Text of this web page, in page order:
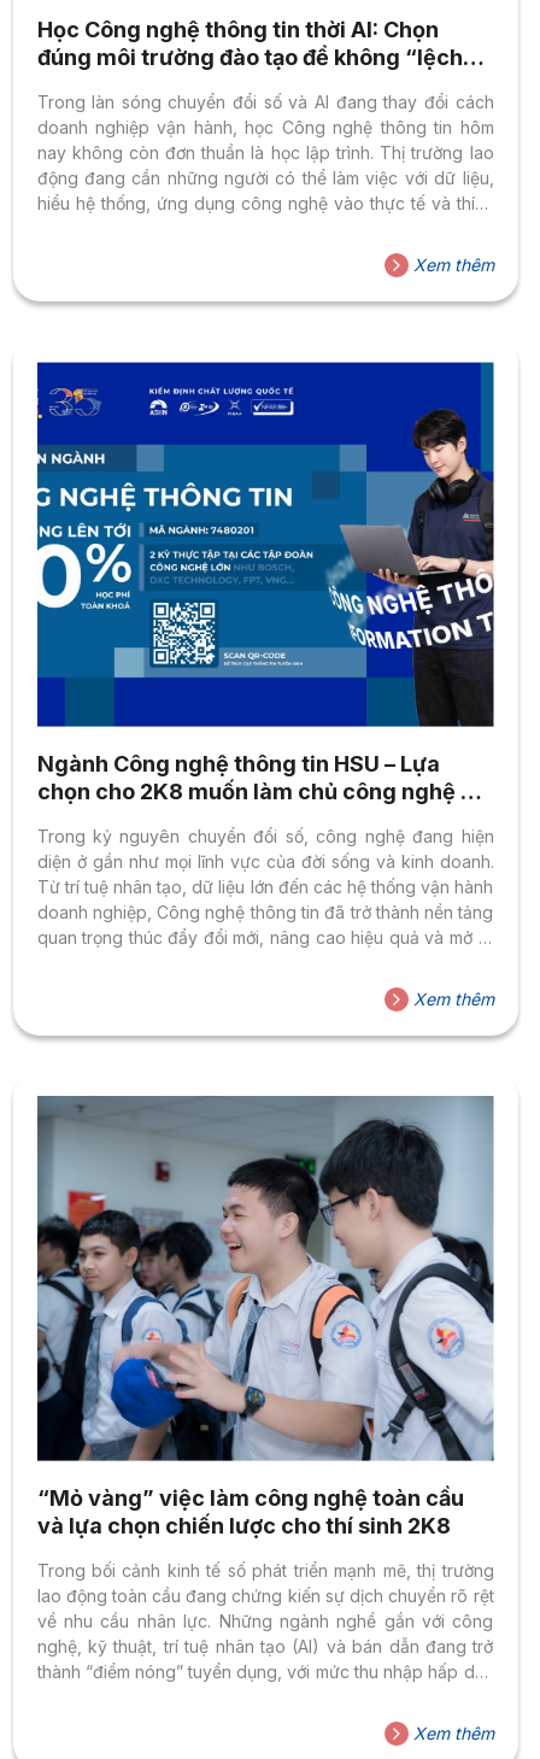
Học Công nghệ thông tin thời AI: Chọn
đúng môi trường đào tạo để không “lệch
Trong làn sóng chuyển đổi số và AI đang thay đổi cách
doanh nghiệp vận hành, học Công nghệ thông tin hôm
nay không còn đơn thuần là học lập trình. Thị trường lao
động đang cần những người có thể làm việc với dữ liệu,
hiểu hệ thống, ứng dụng công nghệ vào thực tế và thích
Đó cũng là lý do ngày càng nhiều trường đại học điều
chỉnh chương trình đào tạo IT theo hướng thực tiễn hơn,
liên ngành hơn và bám sát hơn...
Xem thêm
Ngành Công nghệ thông tin HSU – Lựa
chọn cho 2K8 muốn làm chủ công nghệ và
Trong kỷ nguyên chuyển đổi số, công nghệ đang hiện
diện ở gần như mọi lĩnh vực của đời sống và kinh doanh.
Từ trí tuệ nhân tạo, dữ liệu lớn đến các hệ thống vận hành
doanh nghiệp, Công nghệ thông tin đã trở thành nền tảng
quan trọng thúc đẩy đổi mới, nâng cao hiệu quả và mở ra
hóa mạnh mẽ, nhu cầu về nguồn nhân lực công nghệ chất
lượng cao cũng tăng nhanh và bền vững. Với thế hệ 2K8,
ngành Công nghệ...
Xem thêm
“Mỏ vàng” việc làm công nghệ toàn cầu
và lựa chọn chiến lược cho thí sinh 2K8
Trong bối cảnh kinh tế số phát triển mạnh mẽ, thị trường
lao động toàn cầu đang chứng kiến sự dịch chuyển rõ rệt
về nhu cầu nhân lực. Những ngành nghề gắn với công
nghệ, kỹ thuật, trí tuệ nhân tạo (AI) và bán dẫn đang trở
thành “điểm nóng” tuyển dụng, với mức thu nhập hấp dẫn
quốc tế, các trung tâm công nghệ lớn tại châu Á như Đài
Loan đang thiếu hụt hàng chục nghìn kỹ sư công nghệ,
Xem thêm